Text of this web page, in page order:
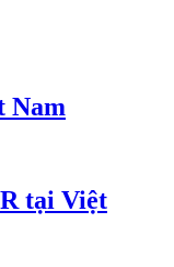
Nam
tại Việt